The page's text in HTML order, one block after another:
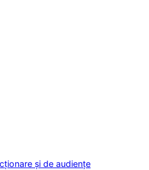
și de audiențe